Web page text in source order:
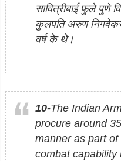
सावित्रीबाई फुले पुणे
कुलपति अरुण
वर्ष के थे।
10-The Indian
procure around
manner as part
combat capability